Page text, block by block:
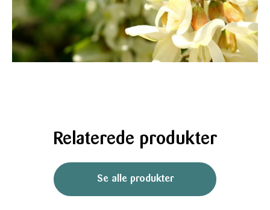
Relaterede produkter
Se alle produkter